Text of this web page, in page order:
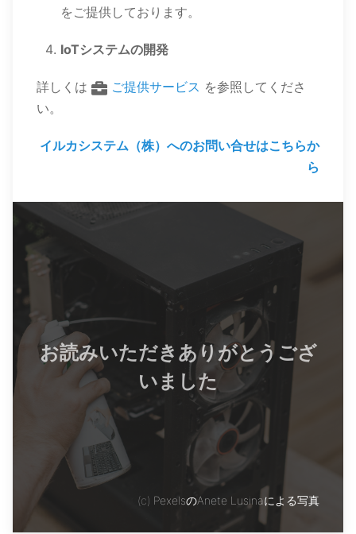
をご提供しております。
IoTシステムの開発
詳しくは ご提供サービス を参照してくださ
い。
イルカシステム（株）へのお問い合せはこちらか
ら
お読みいただきありがとうござ
いました
(c) PexelsのAnete Lusinaによる写真